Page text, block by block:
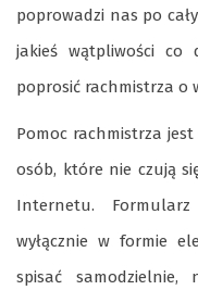
poprowadzi nas po
jakieś wątpliwości
poprosić rachmistrza o
Pomoc rachmistrza
osób, które nie czują
Internetu.
wyłącznie w formie
spisać samodzielnie,